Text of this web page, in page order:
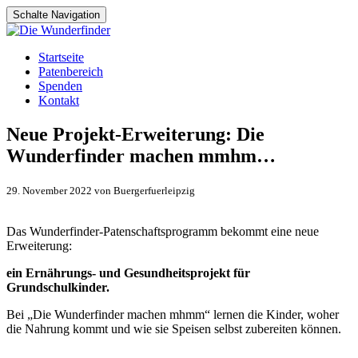
Schalte Navigation
Zum
Inhalt
springen
Startseite
Patenbereich
Spenden
Kontakt
Neue Projekt-Erweiterung: Die
Wunderfinder machen mmhm…
29. November 2022 von Buergerfuerleipzig
Das Wunderfinder-Patenschaftsprogramm bekommt eine neue
Erweiterung:
ein Ernährungs- und Gesundheitsprojekt für
Grundschulkinder.
Bei „Die Wunderfinder machen mhmm“ lernen die Kinder, woher
die Nahrung kommt und wie sie Speisen selbst zubereiten können.